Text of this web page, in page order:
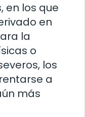
en los que
en
la
o
los
a
más